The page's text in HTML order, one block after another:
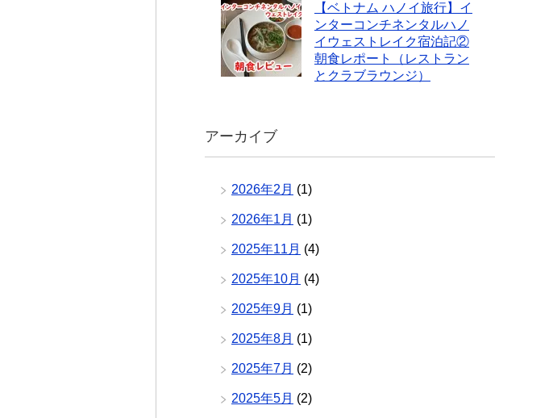
【ベトナム ハノイ旅行】イ
ンターコンチネンタルハノ
イウェストレイク宿泊記②
朝食レポート（レストラン
とクラブラウンジ）
アーカイブ
2026年2月 (1)
2026年1月 (1)
2025年11月 (4)
2025年10月 (4)
2025年9月 (1)
2025年8月 (1)
2025年7月 (2)
2025年5月 (2)